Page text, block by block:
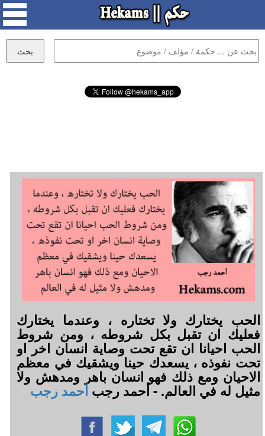
الحب يختارك ولا تختاره ، وعندما يختارك
فعليك ان تقبل بكل شروطه ، ومن شروط
الحب احيانا ان تقع تحت وصاية انسان اخر او
تحت نفوذه ، يسعدك حينا ويشقيك في معظم
الاحيان ومع ذلك فهو انسان باهر ومدهش ولا
مثيل له في العالم. - أحمد رجبأحمد رجب